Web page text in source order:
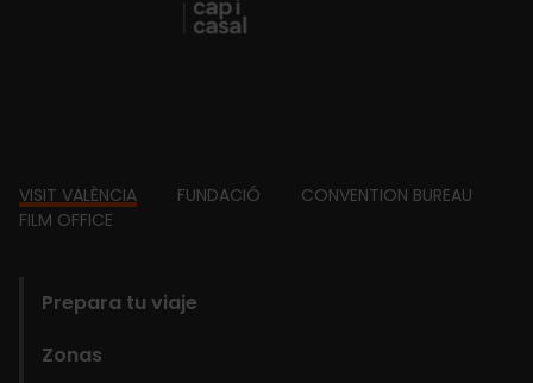
Footer
VISIT VALÈNCIA FUNDACIÓ
CONVENTION BUREAU
FILM OFFICE
Prepara tu viaje
Zonas